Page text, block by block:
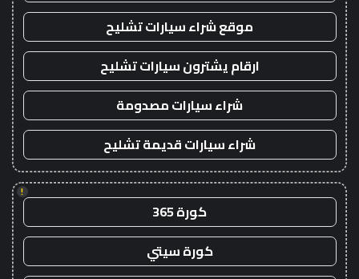
موقع شراء سيارات تشليح
ارقام يشترون سيارات تشليح
شراء سيارات مصدومة
شراء سيارات قديمة تشليح
!
كورة 365
كورة سيتي